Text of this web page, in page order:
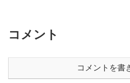
コメント
コメントを書